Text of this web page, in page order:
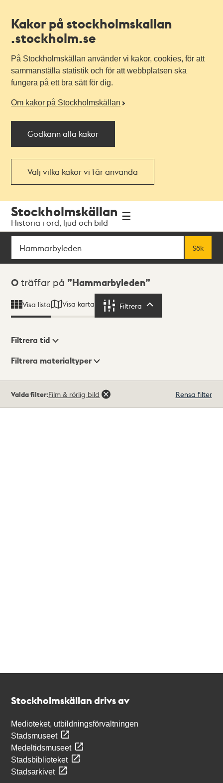
Kakor på stockholmskallan
.stockholm.se
På Stockholmskällan använder vi kakor, cookies, för att
sammanställa statistik och för att webbplatsen ska
fungera på ett bra sätt för dig.
Om kakor på Stockholmskällan
Godkänn alla kakor
Välj vilka kakor vi får använda
navigationen
huvudinnehållet
Stockholmskällan
Historia i ord, ljud och bild
Sök
Sök
Sökresultat
0 träffar på Hammarbyleden
Visa lista Visa karta Filtrera
Visningsläge
Filtrera tid
Filtrera materialtyper
träffar
Valda filter:Film & rörlig bild Rensa filter
Stockholmskällan drivs av
Medioteket, utbildningsförvaltningen
Stadsmuseet
Medeltidsmuseet
Stadsbiblioteket
Stadsarkivet